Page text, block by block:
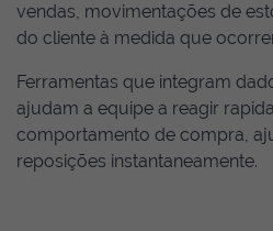
vendas, movimentações de
do cliente à medida que
Ferramentas que integram
ajudam a equipe a reagir
comportamento de compra,
reposições instantaneamente.